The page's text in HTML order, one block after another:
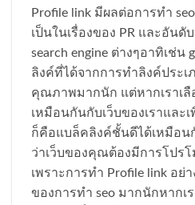
Profile link มีผลต่อการทำ
เป็นในเรื่องของ PR และอัน
search engine ต่างๆอาทิเช่น
ลิงค์ที่ได้จากการทำลิงค์ประ
คุณภาพมากนัก แต่หากเราเลื
เหมือนกันกับเว็บของเราแล
ก็คือแบล็คลิงค์ชั้นดีได้เหมือน
ว่าเว็บของคุณต้องมีการโปร
เพราะการทำ Profile link อย่
ของการทำ seo มากนักหากเ